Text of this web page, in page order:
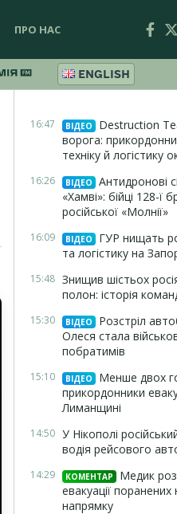
ПРО НАС
ENGLISH
16:47 ВІДЕО
Destruction
ворога:
техніку й логістику
16:26 ВІДЕО
Антидронові
«Хамві»: бійці 128-ї
російської «Молнії»
16:09 ВІДЕО
ГУР нищать
та логістику на
15:48 Знищив шістьох
полон: історія
15:30 ВІДЕО
Розстріл
Олеся стала
побратимів
15:10 ВІДЕО
Менше двох
прикордонники
Лиманщині
14:50 У Нікополі
водія рейсового
14:29 КОМЕНТАР
Медик
евакуації
напрямку